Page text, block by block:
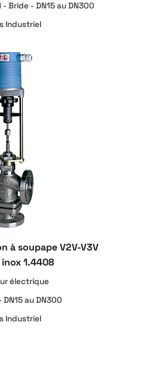
Bride - DN15 au DN300
Industriel
à soupape V2V-V3V
1.4408
électrique
au DN300
Industriel